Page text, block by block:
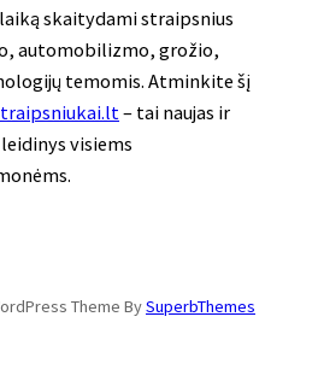
skaitydami straipsnius
automobilizmo, grožio,
temomis. Atminkite šį
– tai naujas ir
visiems
Theme BySuperbThemes